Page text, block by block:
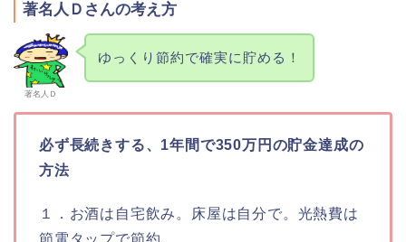
著名人Ｄさんの考え方
著名人Ｄ
ゆっくり節約で確実に貯める！
必ず長続きする、1年間で350万円の貯金達成の
方法
１．お酒は自宅飲み。床屋は自分で。光熱費は
節電タップで節約。